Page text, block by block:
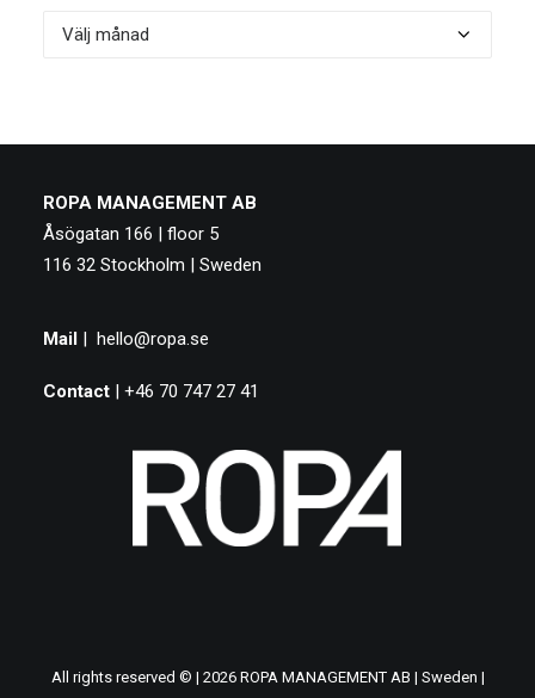
Archive
ROPA MANAGEMENT AB
Åsögatan 166 | floor 5
116 32 Stockholm | Sweden
Mail | hello@ropa.se
Contact | +46 70 747 27 41
All rights reserved © | 2026 ROPA MANAGEMENT AB | Sweden |